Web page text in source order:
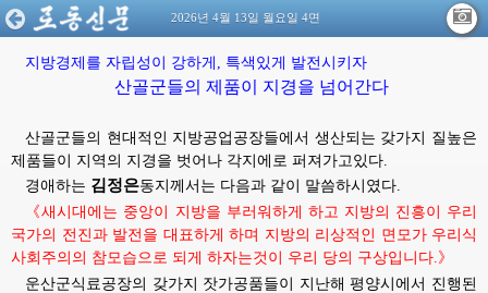
2026년 4월 13일 월요일 4면
지방경제를 자립성이 강하게, 특색있게 발전시키자
산골군들의 제품이 지경을 넘어간다
산골군들의 현대적인 지방공업공장들에서 생산되는 갖가지 질높은
제품들이 지역의 지경을 벗어나 각지에로 퍼져가고있다.
경애하는 김정은동지께서는 다음과 같이 말씀하시였다.
《새시대에는 중앙이 지방을 부러워하게 하고 지방의 진흥이 우리
국가의 전진과 발전을 대표하게 하며 지방의 리상적인 면모가 우리식
사회주의의 참모습으로 되게 하자는것이 우리 당의 구상입니다.》
운산군식료공장의 갖가지 잣가공품들이 지난해 평양시에서 진행된